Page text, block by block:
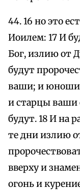
44. 16 но это
Иоилем: 17 И
Бог, излию от
будут
ваши; и юноши
и старцы ваши
будут. 18 И на
те дни излию
вверху и
огонь и